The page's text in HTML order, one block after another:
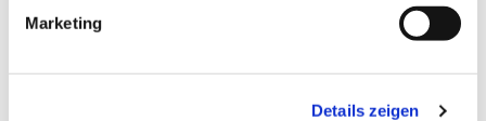
Marketing
Details zeigen